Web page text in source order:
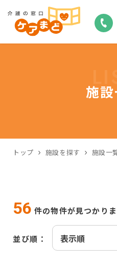
施
トップ 施設を探す 施設一
56 件の物件が見つかりま
並び順：